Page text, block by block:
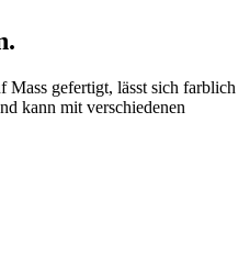
gefertigt, lässt sich farblich
kann mit verschiedenen